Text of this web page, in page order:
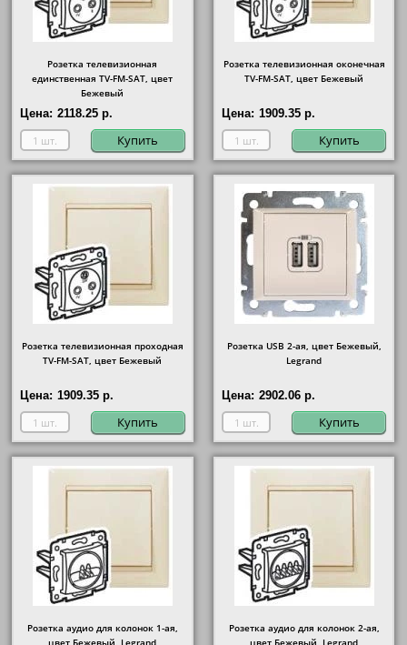
Розетка телевизионная
единственная ТV-FМ-SАТ, цвет
Бежевый
Цена: 2118.25 р.
Купить
Розетка телевизионная оконечная
ТV-FМ-SАТ, цвет Бежевый
Цена: 1909.35 р.
Купить
Розетка телевизионная проходная
ТV-FМ-SАТ, цвет Бежевый
Цена: 1909.35 р.
Купить
Розетка USB 2-ая, цвет Бежевый,
Legrand
Цена: 2902.06 р.
Купить
Розетка аудио для колонок 1-ая,
цвет Бежевый, Legrand
Розетка аудио для колонок 2-ая,
цвет Бежевый, Legrand